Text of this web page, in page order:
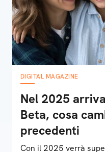
DIGITAL MAGAZINE
Nel 2025
Beta, cosa
precedenti
Con il 2025 verrà